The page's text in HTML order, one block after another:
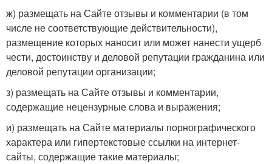
ж) размещать на Сайте отзывы и комментарии (в том
числе не соответствующие действительности),
размещение которых наносит или может нанести ущерб
чести, достоинству и деловой репутации гражданина или
деловой репутации организации;
з) размещать на Сайте отзывы и комментарии,
содержащие нецензурные слова и выражения;
и) размещать на Сайте материалы порнографического
характера или гипертекстовые ссылки на интернет-
сайты, содержащие такие материалы;